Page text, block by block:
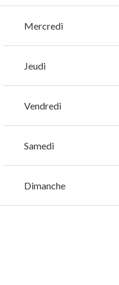
Mercredi
Jeudi
Vendredi
Samedi
Dimanche